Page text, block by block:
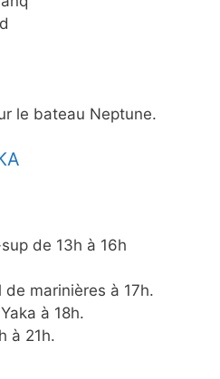
le bateau Neptune.
de 13h à 16h
de marinières à 17h.
à 18h.
à 21h.